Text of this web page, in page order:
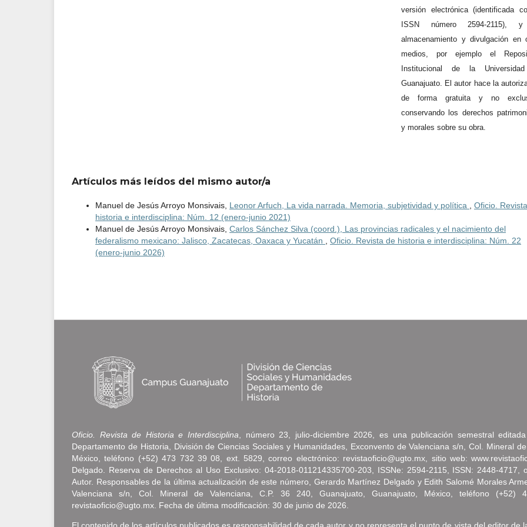
versión electrónica (identificada
ISSN número 2594-2115),
almacenamiento y divulgación en
medios, por ejemplo el
Institucional de la
Guanajuato. El autor hace la
de forma gratuita y no
conservando los derechos
y morales sobre su obra.
Artículos más leídos del mismo autor/a
Manuel de Jesús Arroyo Monsivais, Leonor Arfuch, La vida narrada. Memoria, subjetividad y política , Oficio.
historia e interdisciplina: Núm. 12 (enero-junio 2021)
Manuel de Jesús Arroyo Monsivais, Carlos Sánchez Silva (coord.), Las provincias radicales y el nacimiento del
federalismo mexicano: Jalisco, Zacatecas, Oaxaca y Yucatán , Oficio. Revista de historia e interdisciplina: Núm. 22
(enero-junio 2026)
Oficio. Revista de Historia e Interdisciplina , número 23, julio-diciembre 2026, es una publicación semestral
Departamento de Historia, División de Ciencias Sociales y Humanidades, Exconvento de Valenciana s/n, Col. Mineral
México, teléfono (+52) 473 732 39 08, ext. 5829, correo electrónico: revistaoficio@ugto.mx, sitio web:
Delgado. Reserva de Derechos al Uso Exclusivo: 04-2018-011214335700-203, ISSNe: 2594-2115, ISSN: 2448-
Autor. Responsables de la última actualización de este número, Gerardo Martínez Delgado y Edith Salomé Morales
Valenciana s/n, Col. Mineral de Valenciana, C.P. 36 240, Guanajuato, Guanajuato, México, teléfono
revistaoficio@ugto.mx. Fecha de última modificación: 30 de junio de 2026.
El contenido de los artículos publicados es responsabilidad de cada autor y no representa el punto de vista del editor de